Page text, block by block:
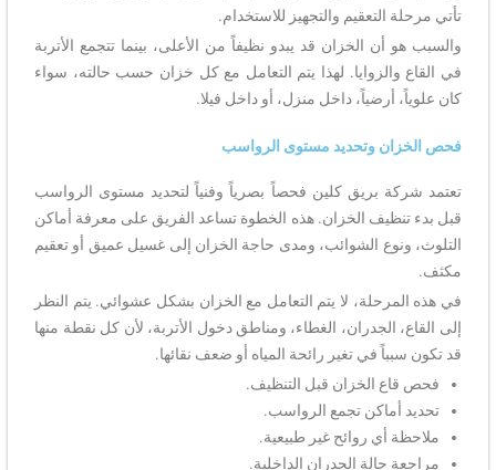
تأتي مرحلة التعقيم والتجهيز للاستخدام.
والسبب هو أن الخزان قد يبدو نظيفاً من الأعلى، بينما تتجمع الأتربة
في القاع والزوايا. لهذا يتم التعامل مع كل خزان حسب حالته، سواء
كان علوياً، أرضياً، داخل منزل، أو داخل فيلا.
فحص الخزان وتحديد مستوى الرواسب
تعتمد شركة بريق كلين فحصاً بصرياً وفنياً لتحديد مستوى الرواسب
قبل بدء تنظيف الخزان. هذه الخطوة تساعد الفريق على معرفة أماكن
التلوث، ونوع الشوائب، ومدى حاجة الخزان إلى غسيل عميق أو تعقيم
مكثف.
في هذه المرحلة، لا يتم التعامل مع الخزان بشكل عشوائي. يتم النظر
إلى القاع، الجدران، الغطاء، ومناطق دخول الأتربة، لأن كل نقطة منها
قد تكون سبباً في تغير رائحة المياه أو ضعف نقائها.
فحص قاع الخزان قبل التنظيف.
تحديد أماكن تجمع الرواسب.
ملاحظة أي روائح غير طبيعية.
مراجعة حالة الجدران الداخلية.